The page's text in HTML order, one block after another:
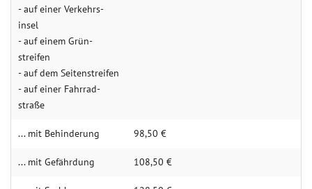
- auf einer Ver­kehrs­
insel
- auf einem Grün­
streifen
- auf dem Seiten­streifen
- auf einer Fahr­rad­
straße
... mit Behin­derung 98,50 €
... mit Gefähr­dung 108,50 €